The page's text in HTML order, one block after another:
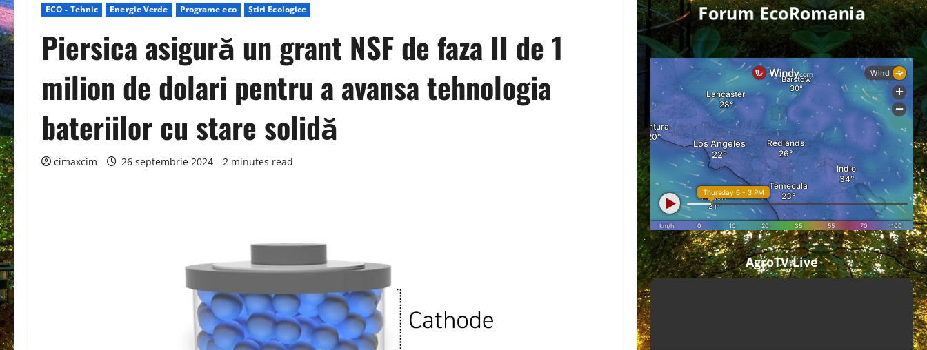
ECO - Tehnic Energie Verde Programe eco Știri Ecologice
Piersica asigură un grant NSF de faza II de 1
milion de dolari pentru a avansa tehnologia
bateriilor cu stare solidă
cimaxcim 26 septembrie 2024 2 minutes read
Forum EcoRomania
AgroTV Live